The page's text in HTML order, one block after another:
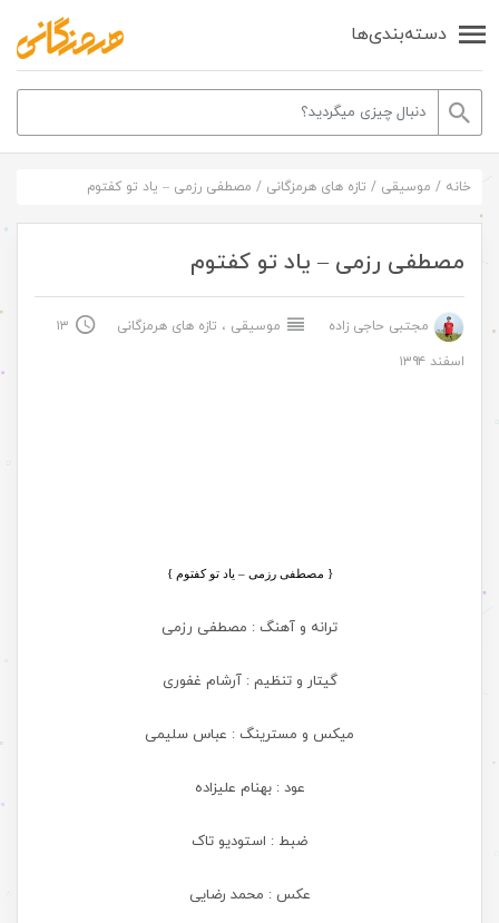
دسته‌بندی‌ها
خانه / موسیقی / تازه های هرمزگانی / مصطفی رزمی – یاد تو کفتوم
مصطفی رزمی – یاد تو کفتوم
مجتبی حاجی زاده موسیقی ، تازه های هرمزگانی
۱۳
اسفند ۱۳۹۴
{ مصطفی رزمی – یاد تو کفتوم }
ترانه و آهنگ : مصطفی رزمی
گیتار و تنظیم : آرشام غفوری
میکس و مسترینگ : عباس سلیمی
عود : بهنام علیزاده
ضبط : استودیو تاک
عکس : محمد رضایی